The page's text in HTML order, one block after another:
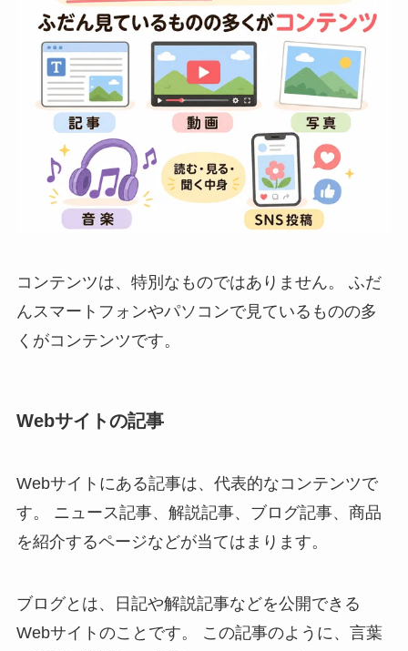
コンテンツは、特別なものではありません。 ふだ
んスマートフォンやパソコンで見ているものの多
くがコンテンツです。
Webサイトの記事
Webサイトにある記事は、代表的なコンテンツで
す。 ニュース記事、解説記事、ブログ記事、商品
を紹介するページなどが当てはまります。
ブログとは、日記や解説記事などを公開できる
Webサイトのことです。 この記事のように、言葉